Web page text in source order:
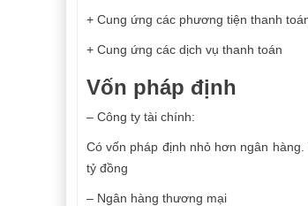
+ Cung ứng các phương tiện thanh
+ Cung ứng các dịch vụ thanh toán
Vốn pháp định
– Công ty tài chính:
Có vốn pháp định nhỏ hơn ngân
tỷ đồng
– Ngân hàng thương mại